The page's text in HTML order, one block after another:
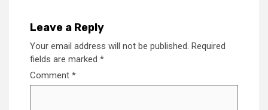
Leave a Reply
Your email address will not be published. Required
fields are marked *
Comment *